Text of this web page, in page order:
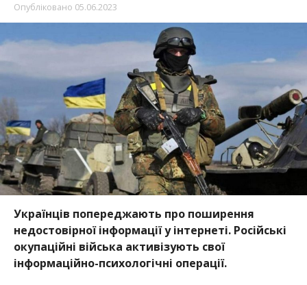
Опубліковано 05.06.2023
Українців попереджають про поширення
недостовірної інформації у інтернеті. Російські
окупаційні війська активізують свої
інформаційно-психологічні операції.